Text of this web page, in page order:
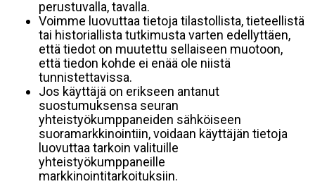
perustuvalla, tavalla.
Voimme luovuttaa tietoja tilastollista, tieteellistä
tai historiallista tutkimusta varten edellyttäen,
että tiedot on muutettu sellaiseen muotoon,
että tiedon kohde ei enää ole niistä
tunnistettavissa.
Jos käyttäjä on erikseen antanut
suostumuksensa seuran
yhteistyökumppaneiden sähköiseen
suoramarkkinointiin, voidaan käyttäjän tietoja
luovuttaa tarkoin valituille
yhteistyökumppaneille
markkinointitarkoituksiin.